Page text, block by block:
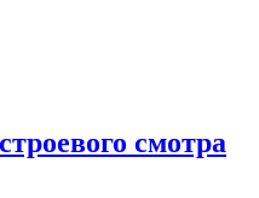
смотра